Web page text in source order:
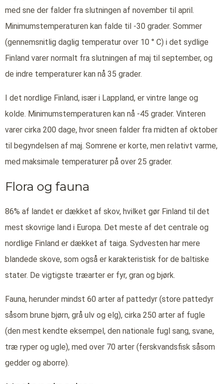
med sne der falder fra slutningen af november til april.
Minimumstemperaturen kan falde til -30 grader. Sommer
(gennemsnitlig daglig temperatur over 10 ° C) i det sydlige
Finland varer normalt fra slutningen af maj til september, og
de indre temperaturer kan nå 35 grader.
I det nordlige Finland, især i Lappland, er vintre lange og
kolde. Minimumstemperaturen kan nå -45 grader. Vinteren
varer cirka 200 dage, hvor sneen falder fra midten af oktober
til begyndelsen af maj. Somrene er korte, men relativt varme,
med maksimale temperaturer på over 25 grader.
Flora og fauna
86% af landet er dækket af skov, hvilket gør Finland til det
mest skovrige land i Europa. Det meste af det centrale og
nordlige Finland er dækket af taiga. Sydvesten har mere
blandede skove, som også er karakteristisk for de baltiske
stater. De vigtigste træarter er fyr, gran og bjørk.
Fauna, herunder mindst 60 arter af pattedyr (store pattedyr
såsom brune bjørn, grå ulv og elg), cirka 250 arter af fugle
(den mest kendte eksempel, den nationale fugl sang, svane,
træ ryper og ugle), med over 70 arter (ferskvandsfisk såsom
gedder og aborre).